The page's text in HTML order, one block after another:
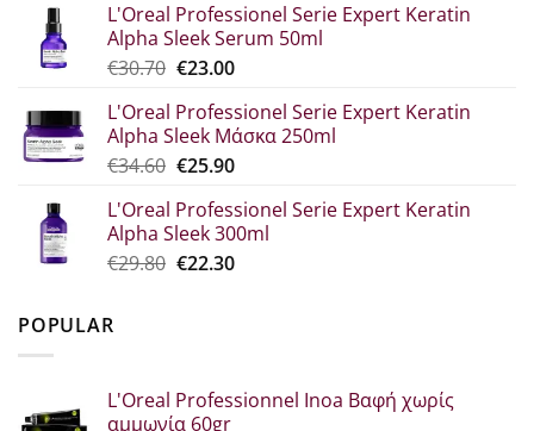
was:
€44.80.
τιμή
είναι:
€33.60.
L'Oreal Professionel Serie Expert Keratin
Alpha Sleek Serum 50ml
€30.70 Original
was:
€30.70.
€23.00Η
τιμή
είναι:
€23.00.
L'Oreal Professionel Serie Expert Keratin
Alpha Sleek Μάσκα 250ml
€34.60 Original
was:
€34.60.
€25.90Η
τιμή
είναι:
€25.90.
L'Oreal Professionel Serie Expert Keratin
Alpha Sleek 300ml
€29.80 Original
€22.30Η
POPULAR
L'Oreal Professionnel Inoa Βαφή χωρίς
αμμωνία 60gr